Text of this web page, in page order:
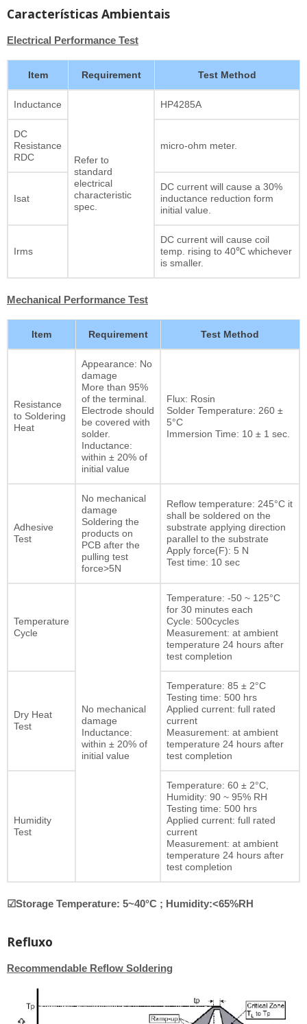
Características Ambientais
Electrical Performance Test
Item Requirement Test Method
Inductance
Refer to
standard
electrical
characteristic
spec.
HP4285A
DC
Resistance
RDC
micro-ohm meter.
Isat
DC current will cause a 30%
inductance reduction form
initial value.
Irms
DC current will cause coil
temp. rising to 40℃ whichever
is smaller.
Mechanical Performance Test
Item Requirement Test Method
Resistance
to Soldering
Heat
Appearance: No
damage
More than 95%
of the terminal.
Electrode should
be covered with
solder.
Inductance:
within ± 20% of
initial value
Flux: Rosin
Solder Temperature: 260 ±
5°C
Immersion Time: 10 ± 1 sec.
Adhesive
Test
No mechanical
damage
Soldering the
products on
PCB after the
pulling test
force>5N
Reflow temperature: 245°C it
shall be soldered on the
substrate applying direction
parallel to the substrate
Apply force(F): 5 N
Test time: 10 sec
Temperature
Cycle
No mechanical
damage
Inductance:
within ± 20% of
initial value
Temperature: -50 ~ 125°C
for 30 minutes each
Cycle: 500cycles
Measurement: at ambient
temperature 24 hours after
test completion
Dry Heat
Test
Temperature: 85 ± 2°C
Testing time: 500 hrs
Applied current: full rated
current
Measurement: at ambient
temperature 24 hours after
test completion
Humidity
Test
Temperature: 60 ± 2°C,
Humidity: 90 ~ 95% RH
Testing time: 500 hrs
Applied current: full rated
current
Measurement: at ambient
temperature 24 hours after
test completion
☑Storage Temperature: 5~40°C ; Humidity:<65%RH
Refluxo
Recommendable Reflow Soldering